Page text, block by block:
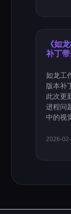
《如
补丁
如龙工
版本补
此次更
进程问
中的视
2026-